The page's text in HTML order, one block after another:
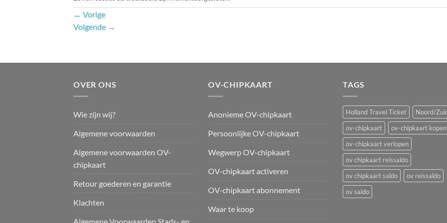
← Vorige
Volgende →
OVER ONS
Wie zijn wij?
Algemene voorwaarden
Algemene voorwaarden OV-
chipkaart
Retour goederen en garantie
Klachten
OV-CHIPKAART
Anonieme OV-chipkaart
Persoonlijke OV-chipkaart
Wegwerp OV-chipkaart
OV-chipkaart activeren
OV-chipkaart abonnement
Waar te koop
TAGS
Holland Travel Ticket
Noord/
ov-chipkaart
ov-chipkaart kopen
ov-chipkaart verlopen
ov chipkaart reissaldo
ov chipkaart saldo
ov reissaldo
ov saldo